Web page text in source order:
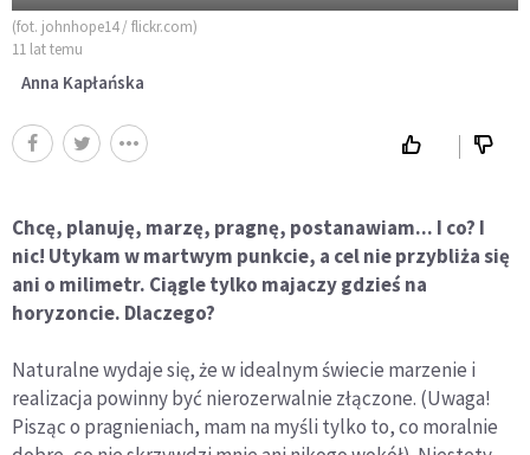
(fot. johnhope14 / flickr.com)
11 lat temu
Anna Kapłańska
Chcę, planuję, marzę, pragnę, postanawiam... I co? I
nic! Utykam w martwym punkcie, a cel nie przybliża się
ani o milimetr. Ciągle tylko majaczy gdzieś na
horyzoncie. Dlaczego?
Naturalne wydaje się, że w idealnym świecie marzenie i
realizacja powinny być nierozerwalnie złączone. (Uwaga!
Pisząc o pragnieniach, mam na myśli tylko to, co moralnie